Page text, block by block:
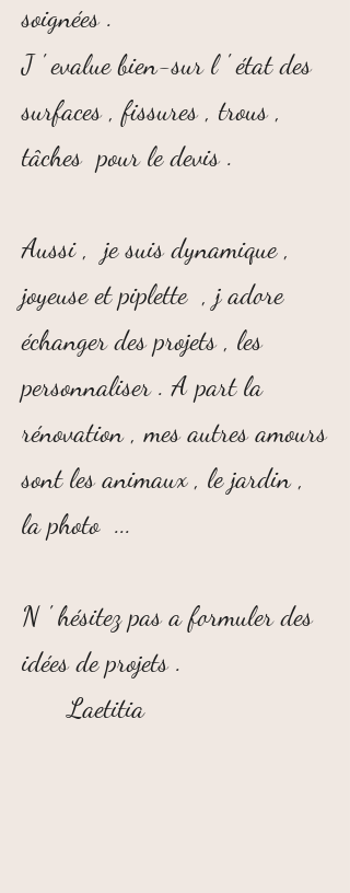
soignées .
J ' evalue bien-sur l ' état des
surfaces , fissures , trous ,
tâches pour le devis .
Aussi , je suis dynamique ,
joyeuse et piplette , j adore
échanger des projets , les
personnaliser . A part la
rénovation , mes autres amours
sont les animaux , le jardin ,
la photo ...
N ' hésitez pas a formuler des
idées de projets .
Laetitia